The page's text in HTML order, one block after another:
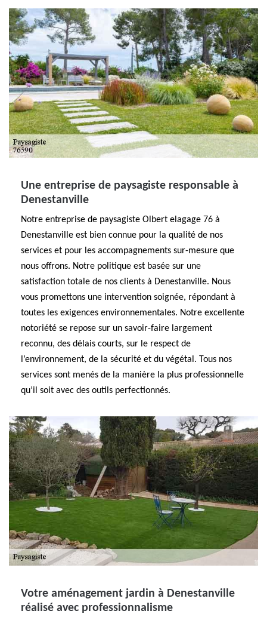
Une entreprise de paysagiste responsable à
Denestanville
Notre entreprise de paysagiste Olbert elagage 76 à
Denestanville est bien connue pour la qualité de nos
services et pour les accompagnements sur-mesure que
nous offrons. Notre politique est basée sur une
satisfaction totale de nos clients à Denestanville. Nous
vous promettons une intervention soignée, répondant à
toutes les exigences environnementales. Notre excellente
notoriété se repose sur un savoir-faire largement
reconnu, des délais courts, sur le respect de
l’environnement, de la sécurité et du végétal. Tous nos
services sont menés de la manière la plus professionnelle
qu’il soit avec des outils perfectionnés.
Votre aménagement jardin à Denestanville
réalisé avec professionnalisme